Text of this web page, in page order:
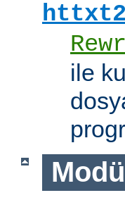
ile